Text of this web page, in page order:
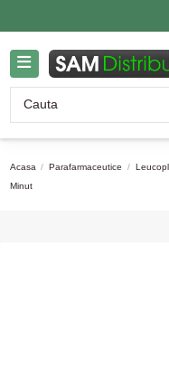
Acasa Parafarmaceutice
Minut